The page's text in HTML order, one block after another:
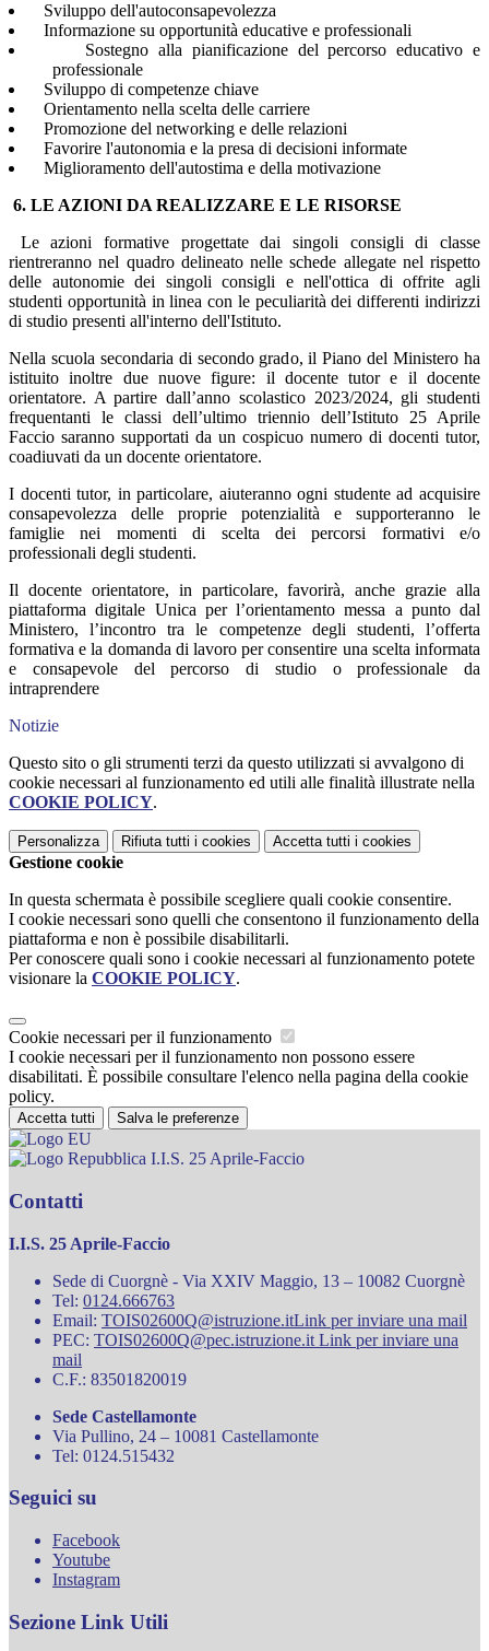
Sviluppo dell'autoconsapevolezza
Informazione su opportunità educative e professionali
Sostegno alla pianificazione del percorso educativo e
professionale
Sviluppo di competenze chiave
Orientamento nella scelta delle carriere
Promozione del networking e delle relazioni
Favorire l'autonomia e la presa di decisioni informate
Miglioramento dell'autostima e della motivazione
6. LE AZIONI DA REALIZZARE E LE RISORSE
Le azioni formative progettate dai singoli consigli di classe
rientreranno nel quadro delineato nelle schede allegate nel rispetto
delle autonomie dei singoli consigli e nell'ottica di offrite agli
studenti opportunità in linea con le peculiarità dei differenti indirizzi
di studio presenti all'interno dell'Istituto.
Nella scuola secondaria di secondo grado, il Piano del Ministero ha
istituito inoltre due nuove figure: il docente tutor e il docente
orientatore. A partire dall’anno scolastico 2023/2024, gli studenti
frequentanti le classi dell’ultimo triennio dell’Istituto 25 Aprile
Faccio saranno supportati da un cospicuo numero di docenti tutor,
coadiuvati da un docente orientatore.
I docenti tutor, in particolare, aiuteranno ogni studente ad acquisire
consapevolezza delle proprie potenzialità e supporteranno le
famiglie nei momenti di scelta dei percorsi formativi e/o
professionali degli studenti.
Il docente orientatore, in particolare, favorirà, anche grazie alla
piattaforma digitale Unica per l’orientamento messa a punto dal
Ministero, l’incontro tra le competenze degli studenti, l’offerta
formativa e la domanda di lavoro per consentire una scelta informata
e consapevole del percorso di studio o professionale da
intraprendere
Notizie
Questo sito o gli strumenti terzi da questo utilizzati si avvalgono di
cookie necessari al funzionamento ed utili alle finalità illustrate nella
COOKIE POLICY.
Personalizza Rifiuta tutti i cookies Accetta tutti i cookies
Gestione cookie
In questa schermata è possibile scegliere quali cookie consentire.
I cookie necessari sono quelli che consentono il funzionamento della
piattaforma e non è possibile disabilitarli.
Per conoscere quali sono i cookie necessari al funzionamento potete
visionare la COOKIE POLICY.
Cookie necessari per il funzionamento
I cookie necessari per il funzionamento non possono essere
disabilitati. È possibile consultare l'elenco nella pagina della cookie
policy.
Accetta tutti Salva le preferenze
I.I.S. 25 Aprile-Faccio
Contatti
I.I.S. 25 Aprile-Faccio
Sede di Cuorgnè - Via XXIV Maggio, 13 – 10082 Cuorgnè
Tel: 0124.666763
Email: TOIS02600Q@istruzione.itLink per inviare una mail
PEC: TOIS02600Q@pec.istruzione.it Link per inviare una
mail
C.F.: 83501820019
Sede Castellamonte
Via Pullino, 24 – 10081 Castellamonte
Tel: 0124.515432
Seguici su
Facebook
Youtube
Instagram
Sezione Link Utili